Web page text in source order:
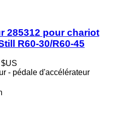
285312 pour chariot
R60-30/R60-45
- pédale d'accélérateur